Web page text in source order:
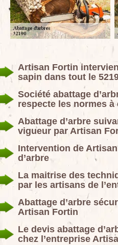
Artisan Fortin
sapin dans tout le
Société abattage
respecte les normes
Abattage d’arbre
vigueur par Artisan
Intervention de
d’arbre
La maitrise des
par les artisans de
Abattage d’arbre
Artisan Fortin
Le devis abattage
chez l’entreprise